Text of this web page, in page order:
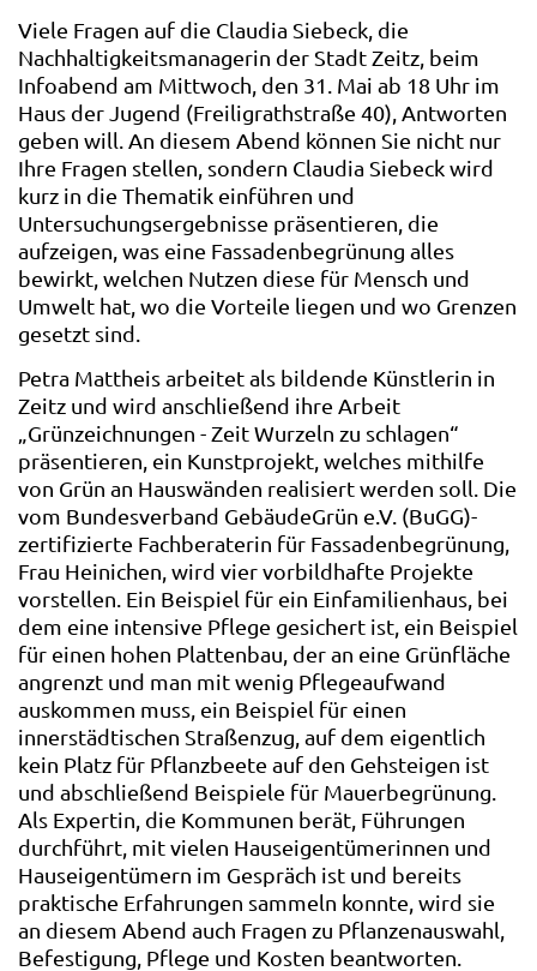
Viele Fragen auf die Claudia Siebeck, die
Nachhaltigkeitsmanagerin der Stadt Zeitz, beim
Infoabend am Mittwoch, den 31. Mai ab 18 Uhr im
Haus der Jugend (Freiligrathstraße 40), Antworten
geben will. An diesem Abend können Sie nicht nur
Ihre Fragen stellen, sondern Claudia Siebeck wird
kurz in die Thematik einführen und
Untersuchungsergebnisse präsentieren, die
aufzeigen, was eine Fassadenbegrünung alles
bewirkt, welchen Nutzen diese für Mensch und
Umwelt hat, wo die Vorteile liegen und wo Grenzen
gesetzt sind.
Petra Mattheis arbeitet als bildende Künstlerin in
Zeitz und wird anschließend ihre Arbeit
„Grünzeichnungen - Zeit Wurzeln zu schlagen“
präsentieren, ein Kunstprojekt, welches mithilfe
von Grün an Hauswänden realisiert werden soll. Die
vom Bundesverband GebäudeGrün e.V. (BuGG)-
zertifizierte Fachberaterin für Fassadenbegrünung,
Frau Heinichen, wird vier vorbildhafte Projekte
vorstellen. Ein Beispiel für ein Einfamilienhaus, bei
dem eine intensive Pflege gesichert ist, ein Beispiel
für einen hohen Plattenbau, der an eine Grünfläche
angrenzt und man mit wenig Pflegeaufwand
auskommen muss, ein Beispiel für einen
innerstädtischen Straßenzug, auf dem eigentlich
kein Platz für Pflanzbeete auf den Gehsteigen ist
und abschließend Beispiele für Mauerbegrünung.
Als Expertin, die Kommunen berät, Führungen
durchführt, mit vielen Hauseigentümerinnen und
Hauseigentümern im Gespräch ist und bereits
praktische Erfahrungen sammeln konnte, wird sie
an diesem Abend auch Fragen zu Pflanzenauswahl,
Befestigung, Pflege und Kosten beantworten.